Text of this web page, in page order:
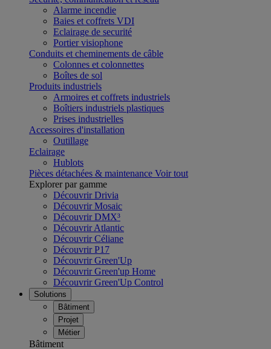
Alarme incendie
Baies et coffrets VDI
Eclairage de securité
Portier visiophone
Conduits et cheminements de câble
Colonnes et colonnettes
Boîtes de sol
Produits industriels
Armoires et coffrets industriels
Boîtiers industriels plastiques
Prises industrielles
Accessoires d'installation
Outillage
Eclairage
Hublots
Pièces détachées & maintenance Voir tout
Explorer par gamme
Découvrir Drivia
Découvrir Mosaic
Découvrir DMX³
Découvrir Atlantic
Découvrir Céliane
Découvrir P17
Découvrir Green'Up
Découvrir Green'up Home
Découvrir Green'Up Control
Solutions
Bâtiment
Projet
Métier
Bâtiment